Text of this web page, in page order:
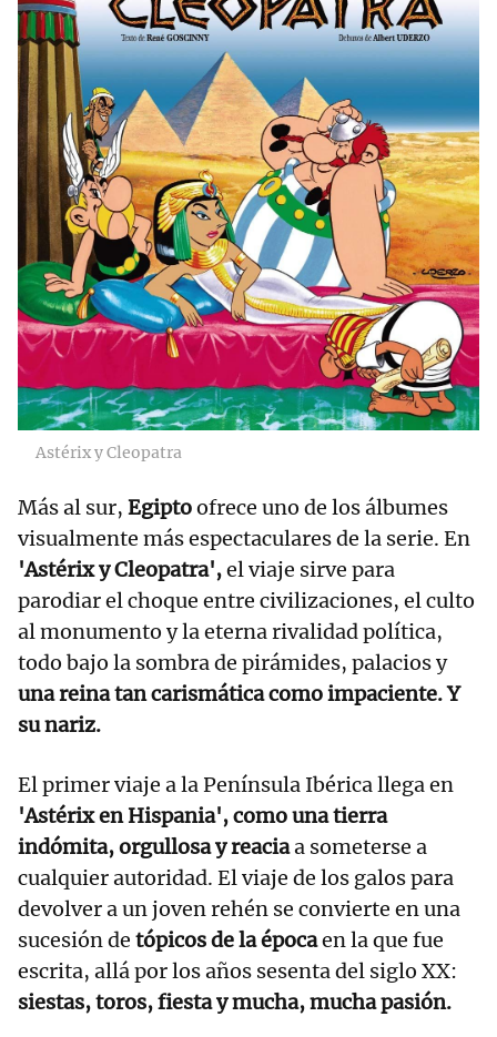
Astérix y Cleopatra
Más al sur, Egiptoofrece uno de los álbumes
visualmente más espectaculares de la serie. En
'Astérix y Cleopatra',el viaje sirve para
parodiar el choque entre civilizaciones, el culto
al monumento y la eterna rivalidad política,
todo bajo la sombra de pirámides, palacios y
una reina tan carismática como impaciente. Y
su nariz.
El primer viaje a la Península Ibérica llega en
'Astérix en Hispania', como una tierra
indómita, orgullosa y reaciaa someterse a
cualquier autoridad. El viaje de los galos para
devolver a un joven rehén se convierte en una
sucesión de tópicos de la épocaen la que fue
escrita, allá por los años sesenta del siglo XX:
siestas, toros, fiesta y mucha, mucha pasión.